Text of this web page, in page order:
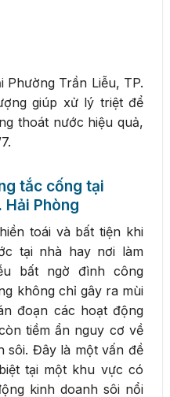
Phường Trần Liễu, TP.
giúp xử lý triệt để
thoát nước hiệu quả,
tắc cống tại
Hải Phòng
toái và bất tiện khi
tại nhà hay nơi làm
bất ngờ đình công
không chỉ gây ra mùi
đoạn các hoạt động
tiềm ẩn nguy cơ về
sôi. Đây là một vấn đề
tại một khu vực có
kinh doanh sôi nổi